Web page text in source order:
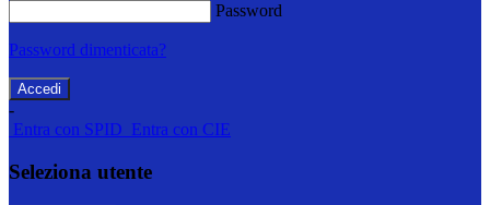
Password
Password dimenticata?
-
Entra con SPID Entra con CIE
Seleziona utente